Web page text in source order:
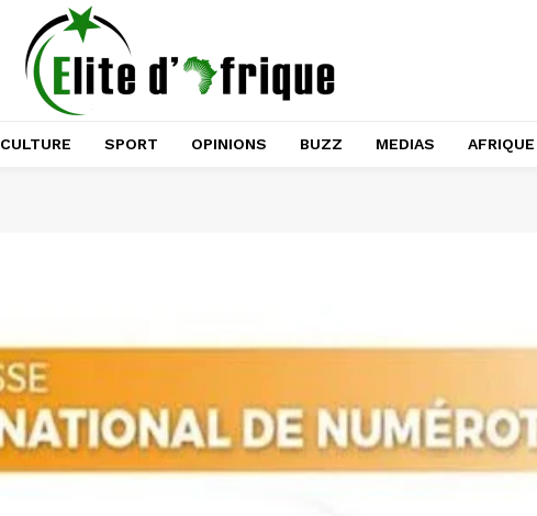
CULTURE SPORT OPINIONS BUZZ MEDIAS AFRIQUE